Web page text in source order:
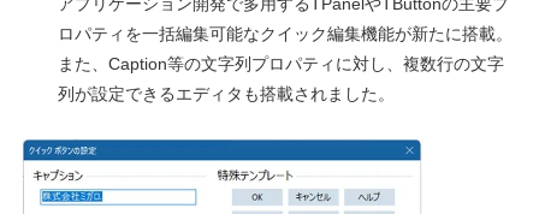
ロパティを一括編集可能なクイック編集機能が新たに搭載。
また、Caption等の文字列プロパティに対し、複数行の文字
列が設定できるエディタも搭載されました。